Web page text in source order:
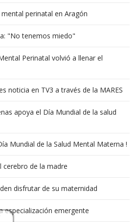
perinatal en Aragón
"No tenemos miedo"
Perinatal volvió a llenar el
noticia en TV3 a través de la MARES
apoya el Día Mundial de la salud
Mundial de la Salud Mental Materna !
cerebro de la madre
disfrutar de su maternidad
especialización emergente